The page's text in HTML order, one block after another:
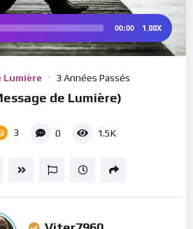
00:00 1.00X
Lumière 3 Années Passés
de Lumière)
3 0 1.5K